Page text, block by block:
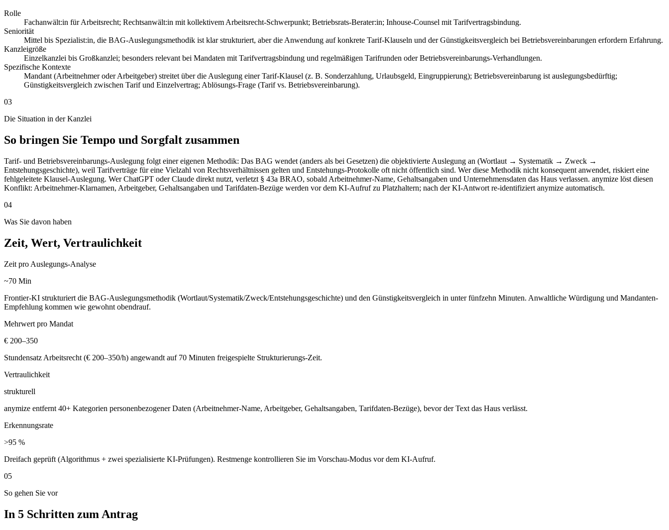
Rolle
Fachanwält:in für Arbeitsrecht; Rechtsanwält:in mit kollektivem Arbeitsrecht-Schwerpunkt; Betriebsrats-Berater:in; Inhouse-Counsel mit Tarifvertragsbindung.
Seniorität
Mittel bis Spezialist:in, die BAG-Auslegungsmethodik ist klar strukturiert, aber die Anwendung auf konkrete Tarif-Klauseln und der Günstigkeitsvergleich bei Betriebsvereinbarungen erfordern Erfahrung.
Kanzleigröße
Einzelkanzlei bis Großkanzlei; besonders relevant bei Mandaten mit Tarifvertragsbindung und regelmäßigen Tarifrunden oder Betriebsvereinbarungs-Verhandlungen.
Spezifische Kontexte
Mandant (Arbeitnehmer oder Arbeitgeber) streitet über die Auslegung einer Tarif-Klausel (z. B. Sonderzahlung, Urlaubsgeld, Eingruppierung); Betriebsvereinbarung ist auslegungsbedürftig;
Günstigkeitsvergleich zwischen Tarif und Einzelvertrag; Ablösungs-Frage (Tarif vs. Betriebsvereinbarung).
03
Die Situation in der Kanzlei
So bringen Sie Tempo und Sorgfalt zusammen
Tarif- und Betriebsvereinbarungs-Auslegung folgt einer eigenen Methodik: Das BAG wendet (anders als bei Gesetzen) die objektivierte Auslegung an (Wortlaut → Systematik → Zweck →
Entstehungsgeschichte), weil Tarifverträge für eine Vielzahl von Rechtsverhältnissen gelten und Entstehungs-Protokolle oft nicht öffentlich sind. Wer diese Methodik nicht konsequent anwendet, riskiert eine
fehlgeleitete Klausel-Auslegung. Wer ChatGPT oder Claude direkt nutzt, verletzt § 43a BRAO, sobald Arbeitnehmer-Name, Gehaltsangaben und Unternehmensdaten das Haus verlassen. anymize löst diesen
Konflikt: Arbeitnehmer-Klarnamen, Arbeitgeber, Gehaltsangaben und Tarifdaten-Bezüge werden vor dem KI-Aufruf zu Platzhaltern; nach der KI-Antwort re-identifiziert anymize automatisch.
04
Was Sie davon haben
Zeit, Wert, Vertraulichkeit
Zeit pro Auslegungs-Analyse
~70 Min
Frontier-KI strukturiert die BAG-Auslegungsmethodik (Wortlaut/Systematik/Zweck/Entstehungsgeschichte) und den Günstigkeitsvergleich in unter fünfzehn Minuten. Anwaltliche Würdigung und Mandanten-
Empfehlung kommen wie gewohnt obendrauf.
Mehrwert pro Mandat
€ 200–350
Stundensatz Arbeitsrecht (€ 200–350/h) angewandt auf 70 Minuten freigespielte Strukturierungs-Zeit.
Vertraulichkeit
strukturell
anymize entfernt 40+ Kategorien personenbezogener Daten (Arbeitnehmer-Name, Arbeitgeber, Gehaltsangaben, Tarifdaten-Bezüge), bevor der Text das Haus verlässt.
Erkennungsrate
>95 %
Dreifach geprüft (Algorithmus + zwei spezialisierte KI-Prüfungen). Restmenge kontrollieren Sie im Vorschau-Modus vor dem KI-Aufruf.
05
So gehen Sie vor
In 5 Schritten zum Antrag